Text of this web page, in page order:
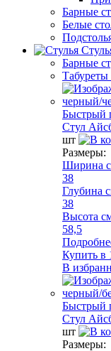
Барные
Белые
Барные
Быстрый
Стул
шт
Размеры:
Ширина
38
Глубина
38
Высота
58,5
Купить в
В
Быстрый
Стул
шт
Размеры: